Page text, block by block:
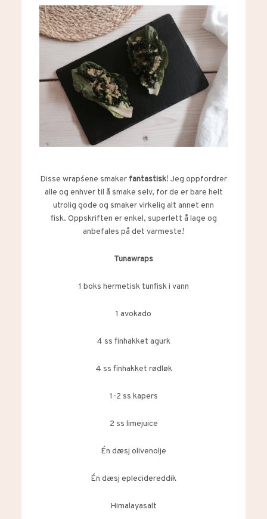
Disse wraps´ene smaker fantastisk! Jeg oppfordrer
alle og enhver til å smake selv, for de er bare helt
utrolig gode og smaker virkelig alt annet enn
fisk. Oppskriften er enkel, superlett å lage og
anbefales på det varmeste!
Tunawraps
1 boks hermetisk tunfisk i vann
1 avokado
4 ss finhakket agurk
4 ss finhakket rødløk
1-2 ss kapers
2 ss limejuice
Én dæsj olivenolje
Én dæsj eplecidereddik
Himalayasalt